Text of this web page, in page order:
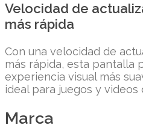
Velocidad de
más rápida
Con una velocidad de
más rápida, esta pantalla
experiencia visual más
ideal para juegos y videos
Marca